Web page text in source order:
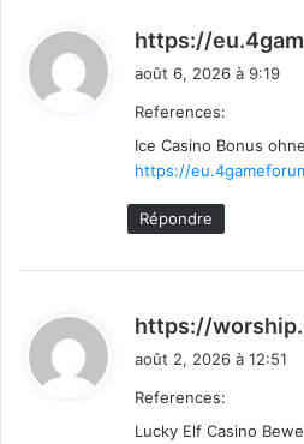
https://
août 6, 2026 à 9:19
References:
Ice Casino Bonus
https://
Répondre
https://
août 2, 2026 à 12:51
References:
Lucky Elf Casino